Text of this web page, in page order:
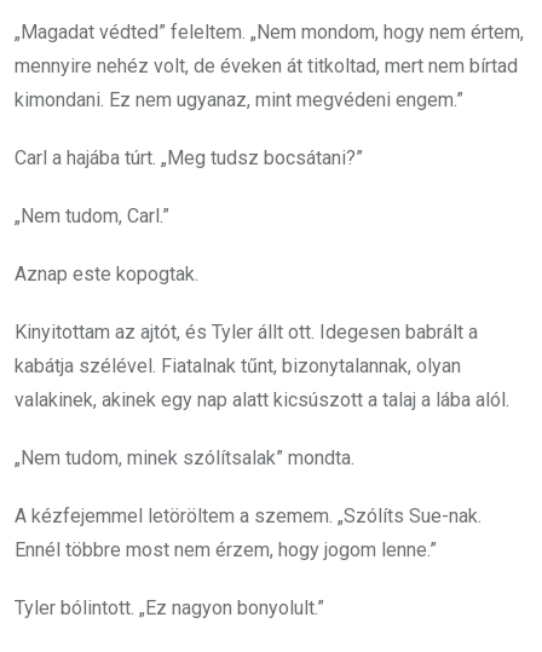
„Magadat védted” feleltem. „Nem mondom, hogy nem értem,
mennyire nehéz volt, de éveken át titkoltad, mert nem bírtad
kimondani. Ez nem ugyanaz, mint megvédeni engem.”
Carl a hajába túrt. „Meg tudsz bocsátani?”
„Nem tudom, Carl.”
Aznap este kopogtak.
Kinyitottam az ajtót, és Tyler állt ott. Idegesen babrált a
kabátja szélével. Fiatalnak tűnt, bizonytalannak, olyan
valakinek, akinek egy nap alatt kicsúszott a talaj a lába alól.
„Nem tudom, minek szólítsalak” mondta.
A kézfejemmel letöröltem a szemem. „Szólíts Sue-nak.
Ennél többre most nem érzem, hogy jogom lenne.”
Tyler bólintott. „Ez nagyon bonyolult.”